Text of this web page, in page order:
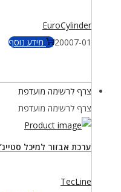
EuroCylinder
20007-01
מידע נוסף
צרף לרשימה מועדפת
צרף לרשימה מועדפת
ערכת אבזור למיכל סטייג’ 5.7 ו- 7 ליטר
TecLine